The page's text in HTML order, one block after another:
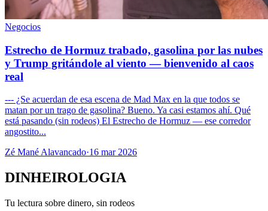
Negocios
Estrecho de Hormuz trabado, gasolina por las nubes
y Trump gritándole al viento — bienvenido al caos
real
--- ¿Se acuerdan de esa escena de Mad Max en la que todos se
matan por un trago de gasolina? Bueno. Ya casi estamos ahí. Qué
está pasando (sin rodeos) El Estrecho de Hormuz — ese corredor
angostito...
Zé Mané Alavancado·16 mar 2026
DINHEIROLOGIA
Tu lectura sobre dinero, sin rodeos